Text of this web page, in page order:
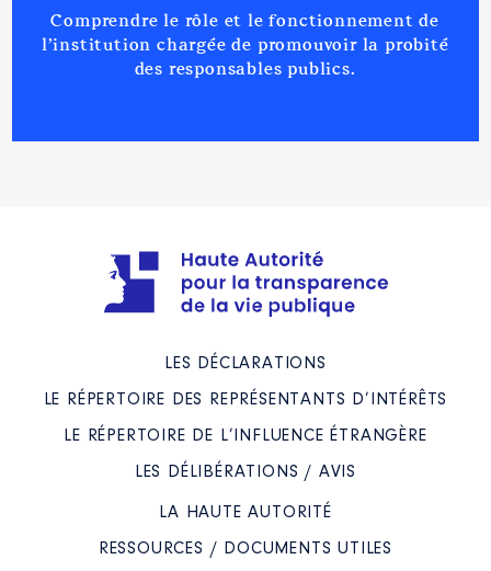
Comprendre le rôle et le fonctionnement de
l’institution chargée de promouvoir la probité
des responsables publics.
LES DÉCLARATIONS
LE RÉPERTOIRE DES REPRÉSENTANTS D’INTÉRÊTS
LE RÉPERTOIRE DE L’INFLUENCE ÉTRANGÈRE
LES DÉLIBÉRATIONS / AVIS
LA HAUTE AUTORITÉ
RESSOURCES / DOCUMENTS UTILES